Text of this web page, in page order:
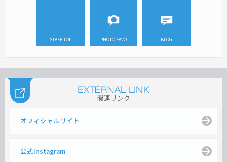
STAFF TOP PHOTO FAVO BLOG
関連リンク
オフィシャルサイト
公式Instagram